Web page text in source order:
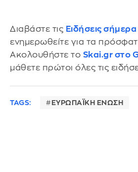
Διαβάστε τις Ειδήσεις σήμερα
ενημερωθείτε για τα
Ακολουθήστε το Skai.gr στο
μάθετε πρώτοι όλες τις
TAGS: ΕΥΡΩΠΑΪΚΗ ΕΝΩΣΗ